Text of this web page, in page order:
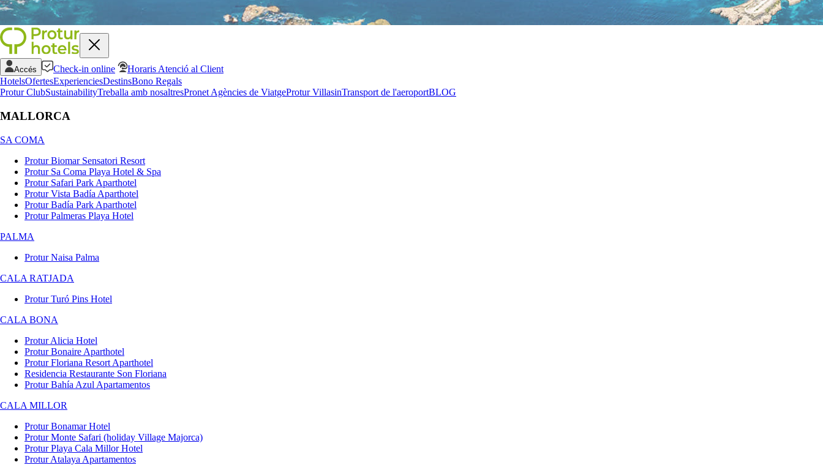
Accés Check-in online
Horaris Atenció al Client
HotelsOfertesExperienciesDestinsBono Regals
Protur ClubSustainabilityTreballa amb nosaltresPronet Agències de ViatgeProtur VillasinTransport de l'aeroportBLOG
MALLORCA
SA COMA
Protur Biomar Sensatori Resort
Protur Sa Coma Playa Hotel & Spa
Protur Safari Park Aparthotel
Protur Vista Badía Aparthotel
Protur Badía Park Aparthotel
Protur Palmeras Playa Hotel
PALMA
Protur Naisa Palma
CALA RATJADA
Protur Turó Pins Hotel
CALA BONA
Protur Alicia Hotel
Protur Bonaire Aparthotel
Protur Floriana Resort Aparthotel
Residencia Restaurante Son Floriana
Protur Bahía Azul Apartamentos
CALA MILLOR
Protur Bonamar Hotel
Protur Monte Safari (holiday Village Majorca)
Protur Playa Cala Millor Hotel
Protur Atalaya Apartamentos